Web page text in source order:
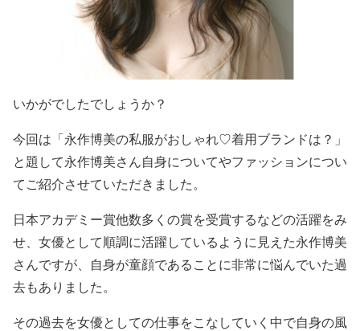
いかがでしたでしょうか？
今回は 「永作博美の私服がおしゃれ♡着用ブランドは？ 」
と題して永作博美さん自身についてやファッションについ
てご紹介させていただきました。
日本アカデミー賞他数多くの賞を受賞するなどの活躍をみ
せ、女優として順調に活躍しているように見えた永作博美
さんですが、 自身が童顔であることに非常に悩んでいた過
去もありました。
その過去を女優としての仕事をこなしていく中で自身の風